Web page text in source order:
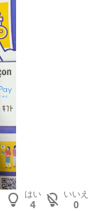
はい
4
いいえ
0